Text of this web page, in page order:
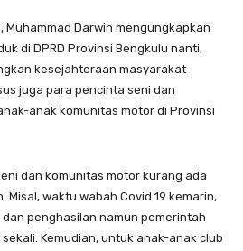
Darwin mengungkapkan
di DPRD Provinsi Bengkulu nanti,
kesejahteraan masyarakat
juga para pencinta seni dan
anak komunitas motor di Provinsi
dan komunitas motor kurang ada
waktu wabah Covid 19 kemarin,
penghasilan namun pemerintah
Kemudian, untuk anak-anak club